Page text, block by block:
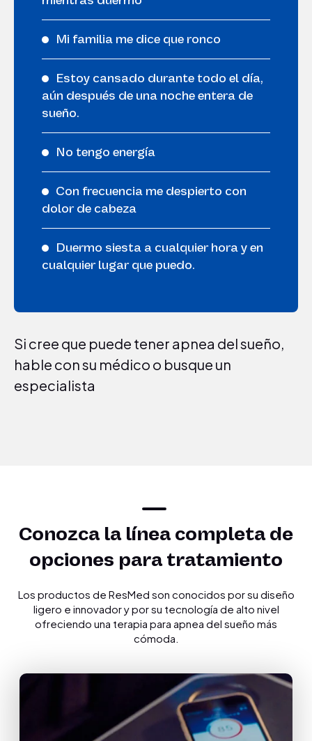
Mi familia me dice que ronco
Estoy cansado durante todo el día,
aún después de una noche entera de
sueño.
No tengo energía
Con frecuencia me despierto con
dolor de cabeza
Duermo siesta a cualquier hora y en
cualquier lugar que puedo.
Si cree que puede tener apnea del sueño,
hable con su médico o busque un
especialista
Conozca la línea completa de
opciones para tratamiento
Los productos de ResMed son conocidos por su diseño
ligero e innovador y por su tecnología de alto nivel
ofreciendo una terapia para apnea del sueño más
cómoda.